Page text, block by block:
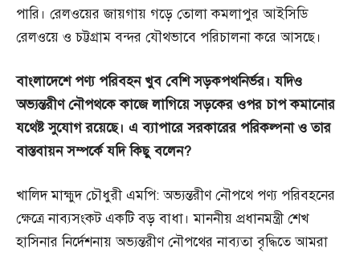
পারি। রেলওয়ের জায়গায় গড়ে তোলা কমলাপুর আইসিডি
রেলওয়ে ও চট্টগ্রাম বন্দর যৌথভাবে পরিচালনা করে আসছে।
বাংলাদেশেপণ্য পরিবহনখুববেশিসড়কপথনির্ভর।যদিও
অভ্যন্তরীণনৌপথকেকাজেলাগিয়েসড়কেরওপরচাপকমানোর
যথেষ্টসুযোগরয়েছে। এব্যাপারেসরকারের পরিকল্পনাওতার
বাস্তবায়নসম্পর্কেযদিকিছুবলেন?
খালিদ মাহ্মুদ চৌধুরী এমপি: অভ্যন্তরীণ নৌপথে পণ্য পরিবহনের
ক্ষেত্রে নাব্যসংকট একটি বড় বাধা। মাননীয় প্রধানমন্ত্রী শেখ
হাসিনার নির্দেশনায় অভ্যন্তরীণ নৌপথের নাব্যতা বৃদ্ধিতে আমরা